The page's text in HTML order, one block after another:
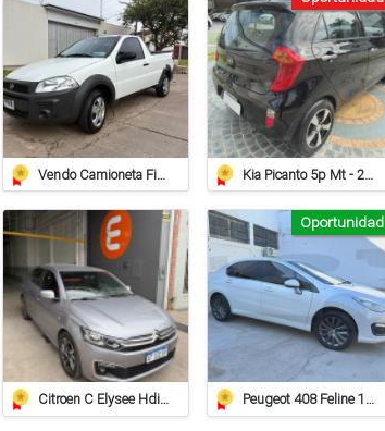
Vendo Camioneta Fiat Strada Working Kia Picanto 5p Mt - 2014 - 97.000km
Citroen C Elysee Hdi Feel 2018 Peugeot 408 Feline 1.6 Hdi
Oportunidad